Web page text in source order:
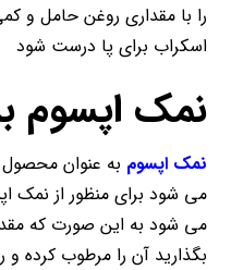
را با مقداری روغن حامل و
اسکراب برای پا درست شود
نمک اپسوم
نمک اپسوم به عنوان
می شود برای منظور از نمک
می شود به این صورت که
بگذارید آن را مرطوب کرده